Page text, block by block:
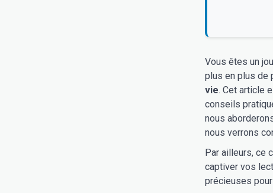
Vous êtes un
plus en plus de
vie. Cet article
conseils
nous
nous verrons
Par ailleurs, ce
captiver vos
précieuses